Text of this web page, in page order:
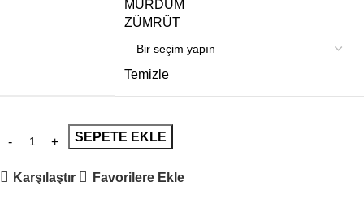
MÜRDÜM
ZÜMRÜT
Temizle
SEPETE EKLE
Karşılaştır Favorilere Ekle